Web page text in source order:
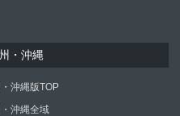
・沖縄
沖縄版TOP
沖縄全域